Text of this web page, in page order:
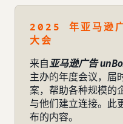
2025 年亚马逊
大会
来自亚马逊广告
主办的年度会议，届
案，帮助各种规模的
与他们建立连接。此
布的内容。